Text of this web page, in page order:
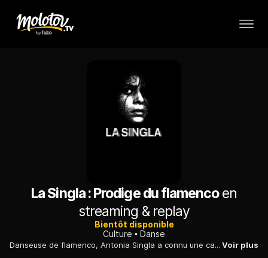
La Singla : Prodige du flamencoen
streaming & replay
Bientôt disponible
Culture
Danse
Danseuse de flamenco, Antonia Singla a connu une carrière fulgurante. Rendue sourde par une méningite, elle aura dansé toute sa carrière sans entendre la musique. En 1963, encore adolescente, elle se voit confier un rôle dans le film Los Tarantos de Francisco Rovira Beleta, une version gitane de Roméo et Juliette tournée dans son quartier. L'événement la propulse sur le devant de la scène. Voir plus